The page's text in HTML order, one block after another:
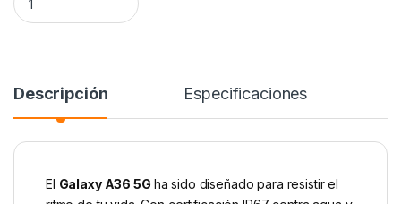
Descripción Especificaciones
El Galaxy A36 5G ha sido diseñado para resistir el